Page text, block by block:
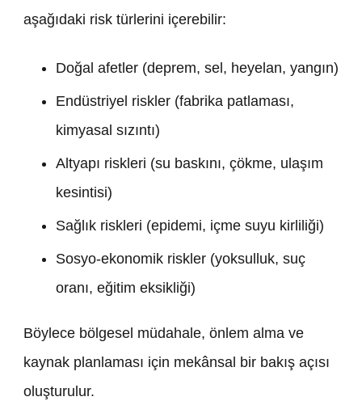
aşağıdaki risk türlerini içerebilir:
Doğal afetler (deprem, sel, heyelan, yangın)
Endüstriyel riskler (fabrika patlaması,
kimyasal sızıntı)
Altyapı riskleri (su baskını, çökme, ulaşım
kesintisi)
Sağlık riskleri (epidemi, içme suyu kirliliği)
Sosyo-ekonomik riskler (yoksulluk, suç
oranı, eğitim eksikliği)
Böylece bölgesel müdahale, önlem alma ve
kaynak planlaması için mekânsal bir bakış açısı
oluşturulur.